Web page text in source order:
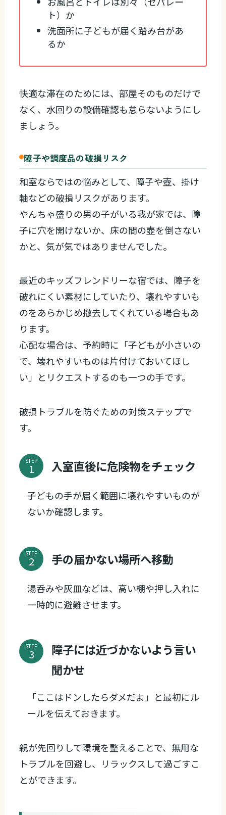
ト）か
洗面所に子どもが届く踏み台があ
るか
快適な滞在のためには、部屋そのものだけで
なく、水回りの設備確認も怠らないようにし
ましょう。
障子や調度品の破損リスク
和室ならではの悩みとして、障子や壺、掛け
軸などの破損リスクがあります。
やんちゃ盛りの男の子がいる我が家では、障
子に穴を開けないか、床の間の壺を倒さない
かと、気が気ではありませんでした。
最近のキッズフレンドリーな宿では、障子を
破れにくい素材にしていたり、壊れやすいも
のをあらかじめ撤去してくれている場合もあ
ります。
心配な場合は、予約時に「子どもが小さいの
で、壊れやすいものは片付けておいてほし
い」とリクエストするのも一つの手です。
破損トラブルを防ぐための対策ステップで
す。
STEP 入室直後に危険物をチェック
子どもの手が届く範囲に壊れやすいものが
ないか確認します。
STEP 手の届かない場所へ移動
湯呑みや灰皿などは、高い棚や押し入れに
一時的に避難させます。
STEP
障子には近づかないよう言い
聞かせ
「ここはドンしたらダメだよ」と最初にル
ールを伝えておきます。
親が先回りして環境を整えることで、無用な
トラブルを回避し、リラックスして過ごすこ
とができます。